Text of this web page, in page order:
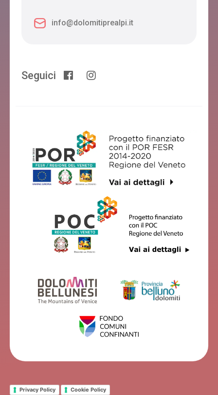
info@dolomitiprealpi.it
Seguici
Privacy Policy Cookie Policy